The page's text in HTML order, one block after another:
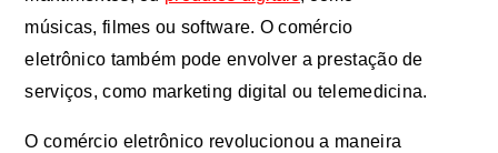
músicas, filmes ou software. O comércio
eletrônico também pode envolver a prestação de
serviços, como marketing digital ou telemedicina.
O comércio eletrônico revolucionou a maneira